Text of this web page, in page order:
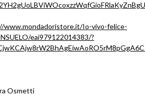
www.mondadoristore.it/Io-vivo-felice-
eai979122014383/?
Osmetti